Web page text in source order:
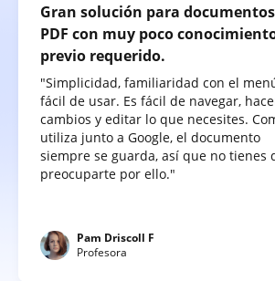
Gran solución para documentos
PDF con muy poco
previo requerido.
"Simplicidad, familiaridad con el
fácil de usar. Es fácil de navegar,
cambios y editar lo que necesites.
utiliza junto a Google, el documento
siempre se guarda, así que no tienes
preocuparte por ello."
Pam Driscoll F
Profesora